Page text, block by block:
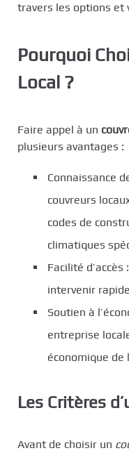
travers les options et
Pourquoi
Local ?
Faire appel à un
plusieurs avantages :
Connaissance
couvreurs
codes de
climatiques
Facilité
intervenir
Soutien à
entreprise
économique de
Les Critères
Avant de choisir un